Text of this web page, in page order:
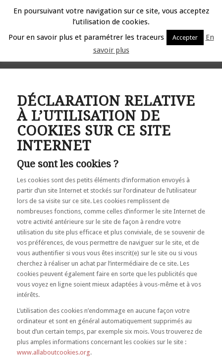
DÉCLARATION RELATIVE
À L’UTILISATION DE
COOKIES SUR CE SITE
INTERNET
Que sont les cookies ?
Les cookies sont des petits éléments d’information envoyés à
partir d’un site Internet et stockés sur l’ordinateur de l’utilisateur
lors de sa visite sur ce site. Les cookies remplissent de
nombreuses fonctions, comme celles d’informer le site Internet de
votre activité antérieure sur le site de façon à rendre votre
utilisation du site plus efficace et plus conviviale, de se souvenir de
vos préférences, de vous permettre de naviguer sur le site, et de
vous authentifier si vous vous êtes inscrit(e) sur le site ou si vous
cherchez à réaliser un achat par l’intermédiaire de ce site. Les
cookies peuvent également faire en sorte que les publicités que
vous voyez en ligne soient mieux adaptées à vous-même et à vos
intérêts.
L’utilisation des cookies n’endommage en aucune façon votre
ordinateur et sont en général automatiquement supprimés au
bout d’un certain temps, par exemple six mois. Vous trouverez de
plus amples informations concernant les cookies sur le site :
www.allaboutcookies.org.
En poursuivant votre navigation sur ce site, vous acceptez
l’utilisation de cookies.
Pour en savoir plus et paramétrer les traceurs
Accepter
En
savoir plus